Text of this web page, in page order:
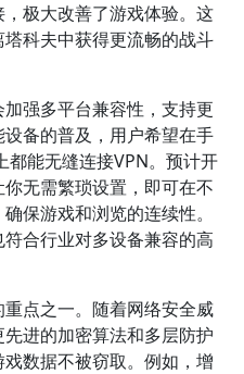
极大改善了游戏体验。这
科夫中获得更流畅的战斗
强多平台兼容性，支持更
备的普及，用户希望在手
都能无缝连接VPN。预计开
无需繁琐设置，即可在不
保游戏和浏览的连续性。
合行业对多设备兼容的高
点之一。随着网络安全威
进的加密算法和多层防护
数据不被窃取。例如，增